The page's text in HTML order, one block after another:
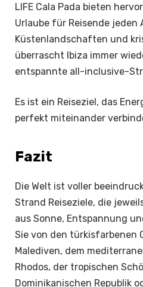
LIFE Cala Pada bieten
Urlaube für Reisende jeden
Küstenlandschaften und
überrascht Ibiza immer
entspannte all-inclusive-
Es ist ein Reiseziel, das
perfekt miteinander
Fazit
Die Welt ist voller
Strand Reiseziele, die
aus Sonne, Entspannung
Sie von den türkisfarbenen
Malediven, dem
Rhodos, der tropischen
Dominikanischen Republik
Select Language